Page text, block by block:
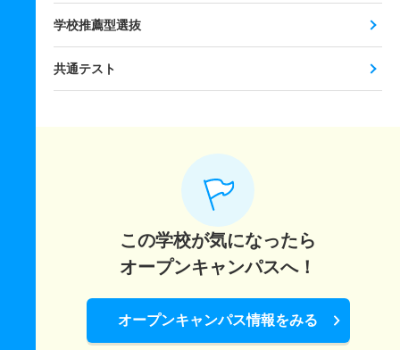
学校推薦型選抜
共通テスト
この学校が気になったら
オープンキャンパスへ！
オープンキャンパス情報をみる